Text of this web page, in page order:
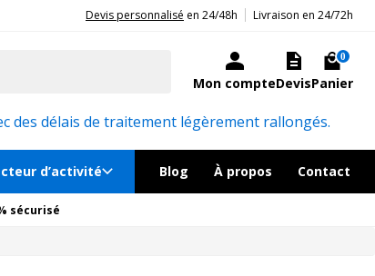
d'expérience aux côtés des professionnels et acteurs publics.
Devis personnalisé en 24/48h Livraison en 24/72h
Mon compteDevisPanier
0
des délais de traitement légèrement rallongés.
d’activité Blog À propos Contact
sécurisé